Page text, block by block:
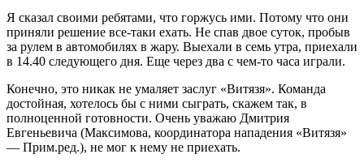
Я сказал своими ребятами, что горжусь ими. Потому что они
приняли решение все-таки ехать. Не спав двое суток, пробыв
за рулем в автомобилях в жару. Выехали в семь утра, приехали
в 14.40 следующего дня. Еще через два с чем-то часа играли.
Конечно, это никак не умаляет заслуг «Витязя». Команда
достойная, хотелось бы с ними сыграть, скажем так, в
полноценной готовности. Очень уважаю Дмитрия
Евгеньевича (Максимова, координатора нападения «Витязя»
— Прим.ред.), не мог к нему не приехать.